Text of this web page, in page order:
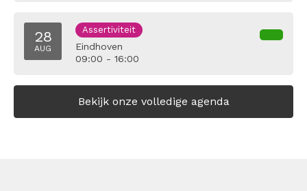
28
AUG
Assertiviteit
Eindhoven
09:00 - 16:00
Bekijk onze volledige agenda